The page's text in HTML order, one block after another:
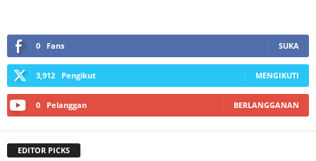
0 Fans SUKA
3,912 Pengikut MENGIKUTI
0 Pelanggan BERLANGGANAN
EDITOR PICKS